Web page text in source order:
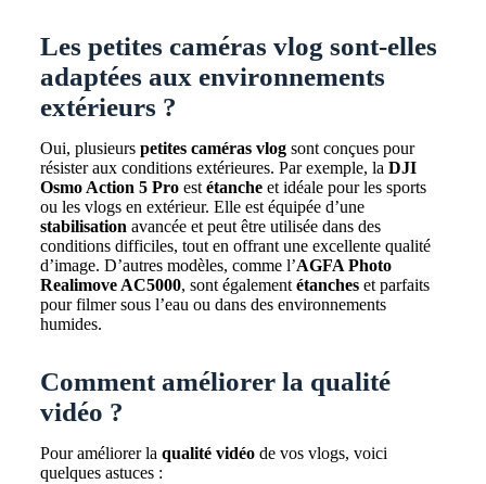
Les petites caméras vlog sont-elles
adaptées aux environnements
extérieurs ?
Oui, plusieurs petites caméras vlogsont conçues pour
résister aux conditions extérieures. Par exemple, la DJI
Osmo Action 5 Proest étancheet idéale pour les sports
ou les vlogs en extérieur. Elle est équipée d’une
stabilisation avancée et peut être utilisée dans des
conditions difficiles, tout en offrant une excellente qualité
d’image. D’autres modèles, comme l’AGFA Photo
Realimove AC5000, sont également étancheset parfaits
pour filmer sous l’eau ou dans des environnements
humides.
Comment améliorer la qualité
vidéo ?
Pour améliorer la qualité vidéode vos vlogs, voici
quelques astuces :